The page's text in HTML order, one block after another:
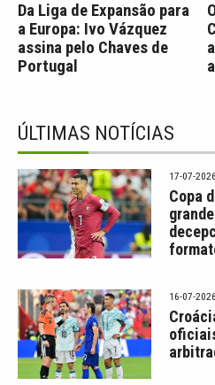
Da Liga de Expansão para
a Europa: Ivo Vázquez
assina pelo Chaves de
Portugal
ÚLTIMAS NOTÍCIAS
17-07-
Copa
16-07-